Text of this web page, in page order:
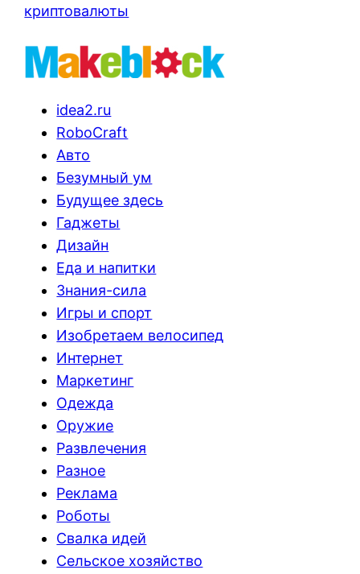
криптовалюты
idea2.ru
RoboCraft
Авто
Безумный ум
Будущее здесь
Гаджеты
Дизайн
Еда и напитки
Знания-сила
Игры и спорт
Изобретаем велосипед
Интернет
Маркетинг
Одежда
Оружие
Развлечения
Разное
Реклама
Роботы
Свалка идей
Сельское хозяйство